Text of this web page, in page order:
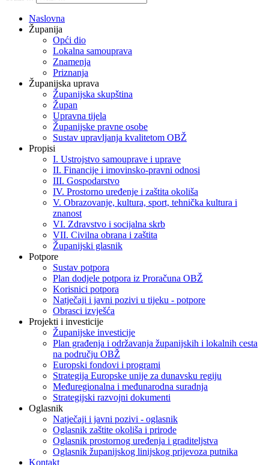
Naslovna
Županija
Opći dio
Lokalna samouprava
Znamenja
Priznanja
Županijska uprava
Županijska skupština
Župan
Upravna tijela
Županijske pravne osobe
Sustav upravljanja kvalitetom OBŽ
Propisi
I. Ustrojstvo samouprave i uprave
II. Financije i imovinsko-pravni odnosi
III. Gospodarstvo
IV. Prostorno uređenje i zaštita okoliša
V. Obrazovanje, kultura, sport, tehnička kultura i
znanost
VI. Zdravstvo i socijalna skrb
VII. Civilna obrana i zaštita
Županijski glasnik
Potpore
Sustav potpora
Plan dodjele potpora iz Proračuna OBŽ
Korisnici potpora
Natječaji i javni pozivi u tijeku - potpore
Obrasci izvješća
Projekti i investicije
Županijske investicije
Plan građenja i održavanja županijskih i lokalnih cesta
na području OBŽ
Europski fondovi i programi
Strategija Europske unije za dunavsku regiju
Međuregionalna i međunarodna suradnja
Strategijski razvojni dokumenti
Oglasnik
Natječaji i javni pozivi - oglasnik
Oglasnik zaštite okoliša i prirode
Oglasnik prostornog uređenja i graditeljstva
Oglasnik županijskog linijskog prijevoza putnika
Kontakt